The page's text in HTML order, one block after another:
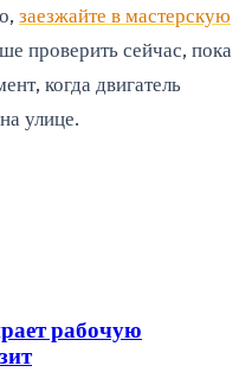
заезжайте в мастерскую
проверить сейчас, пока
когда двигатель
улице.
рабочую